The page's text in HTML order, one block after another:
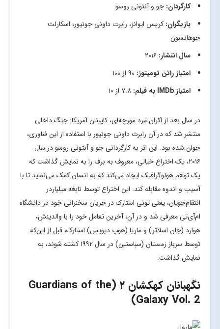
کارگردان: جو و آنتونی روسو
بازیگران: کریس ایوانز، رابرت داونی جونیور، اسکارلت
جوهانسون
سال انتشار:
امتیاز راتن تومیتوز:
امتیاز IMDb به فیلم:
در سال بعد از اکران مرد مورچه‌ای، کاپیتان آمریکا: جنگ داخلی
منتشر شد که در آن رابرت داونی جونیور با استفاده از این فناوری،
جوان شده بود. این اثر به کارگردانی جو و آنتونی روسو در سال
۲۰۱۶، یک اختراع خیالی، معروف به برف را به نمایش گذاشت که
یک توهم هولوگرافیک ایجاد می‌کند که به انسان کمک می‌نماید تا با
آسیب و اندوه مقابله کند. این اختراع توسط نابغه میلیاردر
انتقام‌جویان، یعنی تونی استارک در جریان سخنرانی خود در دانشگاه
ام‌آی‌تی معرفی شد و در آن، آخرین تعامل خود را با والدینش،
هوارد (جان اسلاتر) و ماریا (هوپ دیویس) استارک، قبل از این‌که
توسط سرباز زمستان (سباستین) در سال ۱۹۹۲ کشته شوند، به
نمایش گذاشت.
نگهبانان کهکشان ۲ (Guardians of the
Galaxy Vol. 2)